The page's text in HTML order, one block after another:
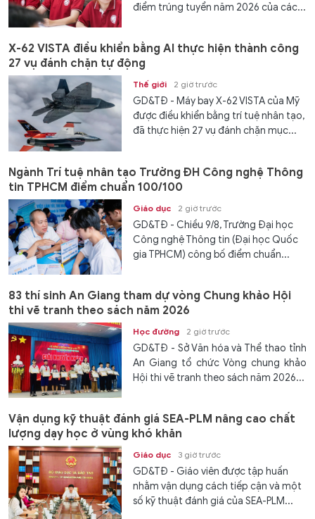
điểm trúng tuyển năm 2026 của các...
X-62 VISTA điều khiển bằng AI thực hiện thành công
27 vụ đánh chặn tự động
Thế giới 2 giờ trước
GD&TĐ - Máy bay X-62 VISTA của Mỹ
được điều khiển bằng trí tuệ nhân tạo,
đã thực hiện 27 vụ đánh chặn mục...
Ngành Trí tuệ nhân tạo Trường ĐH Công nghệ Thông
tin TPHCM điểm chuẩn 100/100
Giáo dục 2 giờ trước
GD&TĐ - Chiều 9/8, Trường Đại học
Công nghệ Thông tin (Đại học Quốc
gia TPHCM) công bố điểm chuẩn...
83 thí sinh An Giang tham dự vòng Chung khảo Hội
thi vẽ tranh theo sách năm 2026
Học đường 2 giờ trước
GD&TĐ - Sở Văn hóa và Thể thao tỉnh
An Giang tổ chức Vòng chung khảo
Hội thi vẽ tranh theo sách năm 2026...
Vận dụng kỹ thuật đánh giá SEA-PLM nâng cao chất
lượng dạy học ở vùng khó khăn
Giáo dục 3 giờ trước
GD&TĐ - Giáo viên được tập huấn
nhằm vận dụng cách tiếp cận và một
số kỹ thuật đánh giá của SEA-PLM...